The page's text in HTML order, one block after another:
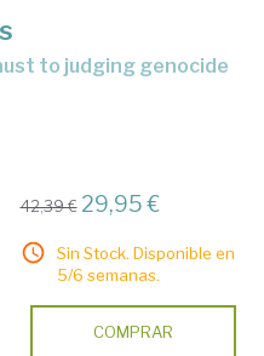
to judging genocide
42,39 € 29,95 €
Sin Stock. Disponible en
5/6 semanas.
COMPRAR